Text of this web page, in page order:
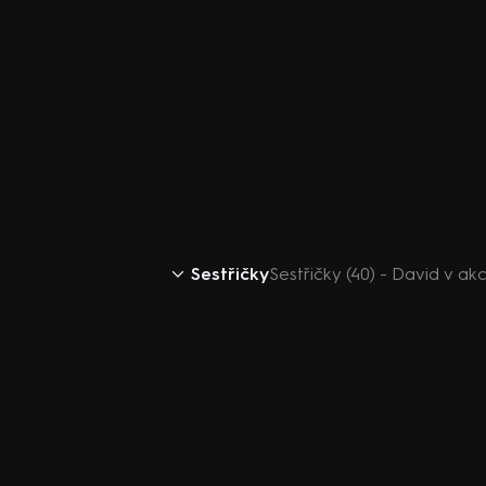
SestřičkySestřičky (40) - David v